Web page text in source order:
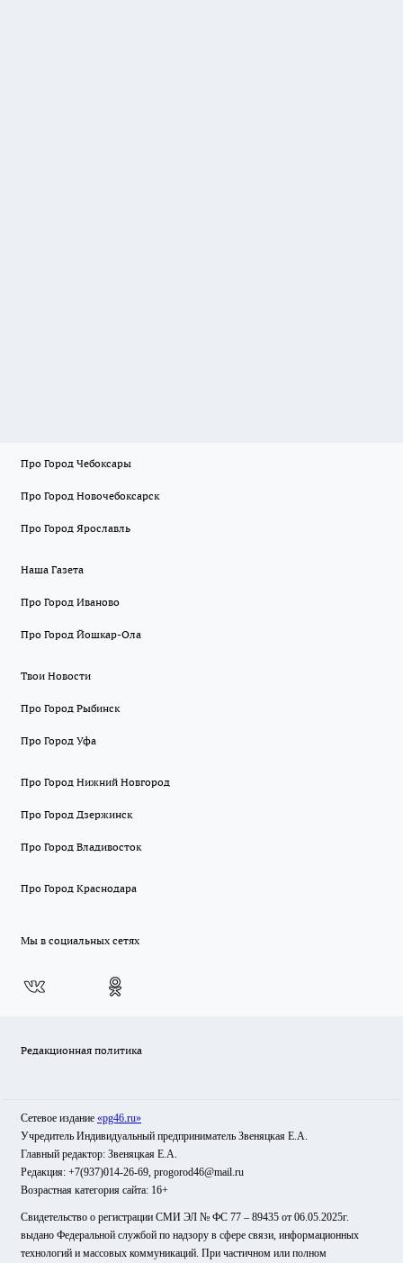
Про Город Чебоксары
Про Город Новочебоксарск
Про Город Ярославль
Наша Газета
Про Город Иваново
Про Город Йошкар-Ола
Твои Новости
Про Город Рыбинск
Про Город Уфа
Про Город Нижний Новгород
Про Город Дзержинск
Про Город Владивосток
Про Город Краснодара
Мы в социальных сетях
Редакционная политика
Сетевое издание «pg46.ru»
Учредитель Индивидуальный предприниматель Звеняцкая Е.А.
Главный редактор: Звеняцкая Е.А.
Редакция: +7(937)014-26-69, progorod46@mail.ru
Возрастная категория сайта: 16+
Свидетельство о регистрации СМИ ЭЛ № ФС 77 – 89435 от 06.05.2025г.
выдано Федеральной службой по надзору в сфере связи, информационных
технологий и массовых коммуникаций. При частичном или полном